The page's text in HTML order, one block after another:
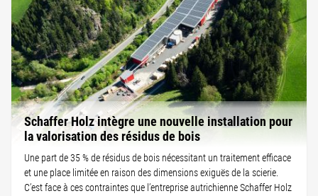
Schaffer Holz intègre une nouvelle installation pour
la valorisation des résidus de bois
Une part de 35 % de résidus de bois nécessitant un traitement efficace
et une place limitée en raison des dimensions exiguës de la scierie.
C’est face à ces contraintes que l’entreprise autrichienne Schaffer Holz